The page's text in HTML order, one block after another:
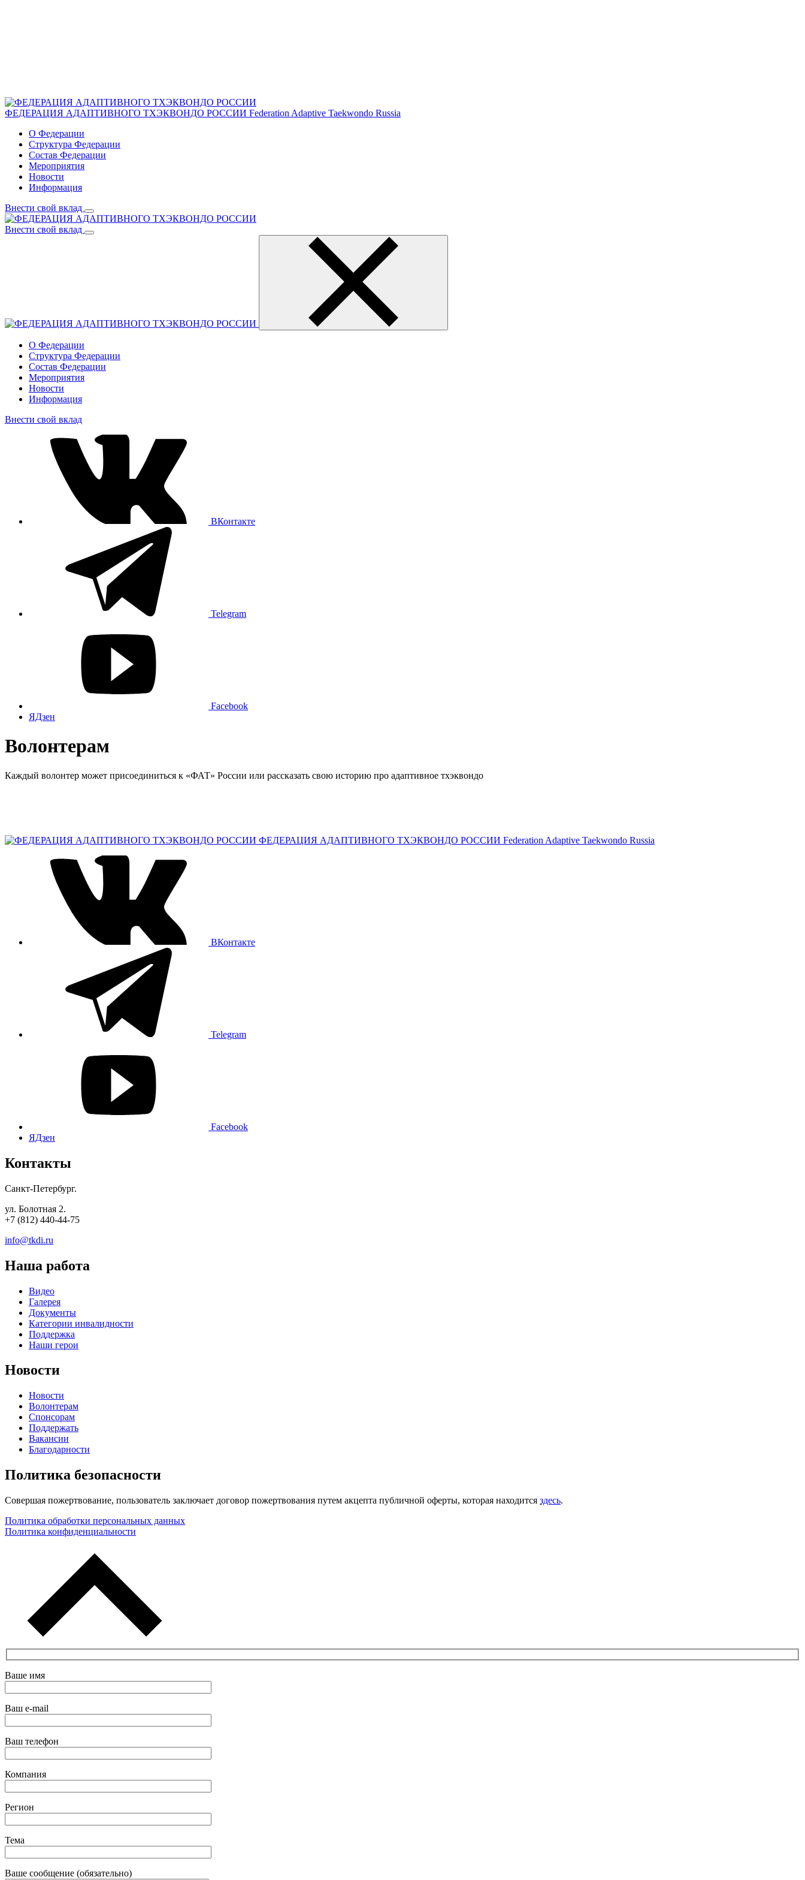
ФЕДЕРАЦИЯ АДАПТИВНОГО ТХЭКВОНДО РОССИИ Federation Adaptive Taekwondo Russia
О Федерации
Структура Федерации
Состав Федерации
Мероприятия
Новости
Информация
Внести свой вклад
Внести свой вклад
О Федерации
Структура Федерации
Состав Федерации
Мероприятия
Новости
Информация
Внести свой вклад
ВКонтакте
Telegram
Facebook
ЯДзен
Волонтерам
Каждый волонтер может присоединиться к «ФАТ» России или рассказать свою историю про адаптивное тхэквондо
ФЕДЕРАЦИЯ АДАПТИВНОГО ТХЭКВОНДО РОССИИ Federation Adaptive Taekwondo Russia
ВКонтакте
Telegram
Facebook
ЯДзен
Контакты
Санкт-Петербург.
ул. Болотная 2.
+7 (812) 440-44-75
info@tkdi.ru
Наша работа
Видео
Галерея
Документы
Категории инвалидности
Поддержка
Наши герои
Новости
Новости
Волонтерам
Спонсорам
Поддержать
Вакансии
Благодарности
Политика безопасности
Совершая пожертвование, пользователь заключает договор пожертвования путем акцепта публичной оферты, которая находится здесь.
Политика обработки персональных данных
Политика конфиденциальности
Ваше имя
Ваш e-mail
Ваш телефон
Компания
Регион
Тема
Ваше сообщение (обязательно)